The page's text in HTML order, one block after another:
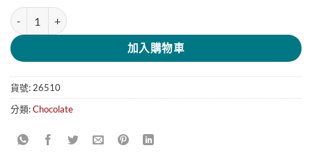
📣現貨📣 12/23 德國原裝Goufrais頂級黑松露巧克力精裝金盒緞帶
加入購物車
貨號: 26510
分類:Chocolate